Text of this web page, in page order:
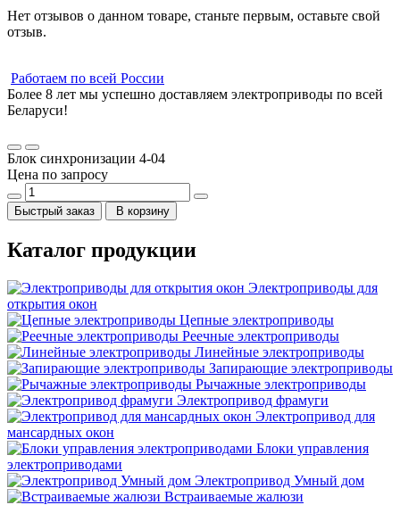
Нет отзывов о данном товаре, станьте первым, оставьте свой
отзыв.
Работаем по всей России
Более 8 лет мы успешно доставляем электроприводы по всей
Беларуси!
Блок синхронизации 4-04
Цена по запросу
Быстрый заказ В корзину
Каталог продукции
Электроприводы для
открытия окон
Цепные электроприводы
Реечные электроприводы
Линейные электроприводы
Запирающие электроприводы
Рычажные электроприводы
Электропривод фрамуги
Электропривод для
мансардных окон
Блоки управления
электроприводами
Электропривод Умный дом
Встраиваемые жалюзи